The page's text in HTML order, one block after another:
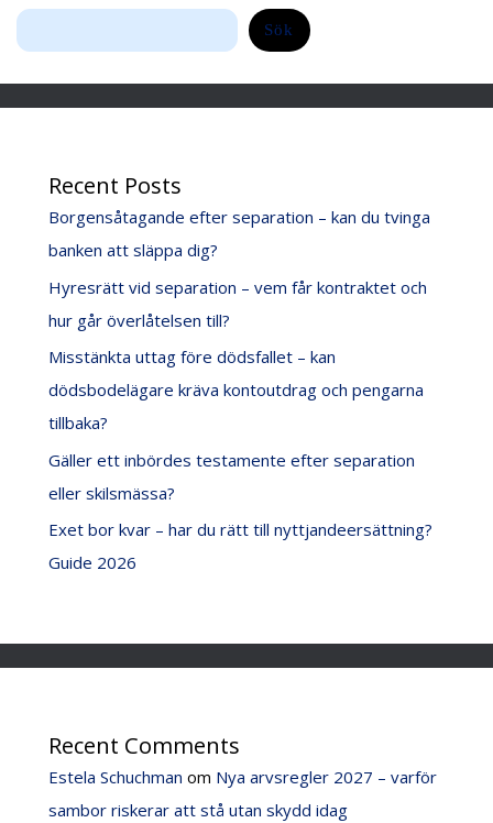
Sök
Recent Posts
Borgensåtagande efter separation – kan du tvinga
banken att släppa dig?
Hyresrätt vid separation – vem får kontraktet och
hur går överlåtelsen till?
Misstänkta uttag före dödsfallet – kan
dödsbodelägare kräva kontoutdrag och pengarna
tillbaka?
Gäller ett inbördes testamente efter separation
eller skilsmässa?
Exet bor kvar – har du rätt till nyttjandeersättning?
Guide 2026
Recent Comments
Estela Schuchman om Nya arvsregler 2027 – varför
sambor riskerar att stå utan skydd idag